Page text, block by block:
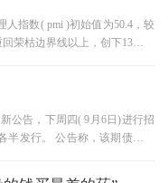
人指数( pmi )初始值为50.4，较
荣枯边界线以上，创下13个月
公告，下周四( 9月6日)进行招
半发行。 公告称，该期债务使